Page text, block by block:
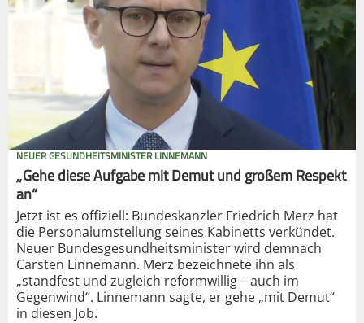
NEUER GESUNDHEITSMINISTER LINNEMANN
„Gehe diese Aufgabe mit Demut und großem Respekt
an“
Jetzt ist es offiziell: Bundeskanzler Friedrich Merz hat
die Personalumstellung seines Kabinetts verkündet.
Neuer Bundesgesundheitsminister wird demnach
Carsten Linnemann. Merz bezeichnete ihn als
„standfest und zugleich reformwillig – auch im
Gegenwind“. Linnemann sagte, er gehe „mit Demut“
in diesen Job.